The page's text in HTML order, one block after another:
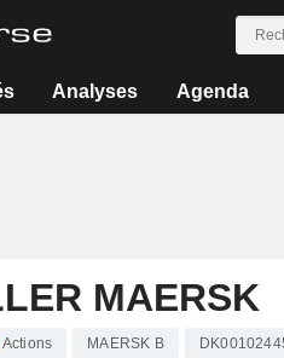
Analyses Agenda
MAERSK
Actions MAERSK B